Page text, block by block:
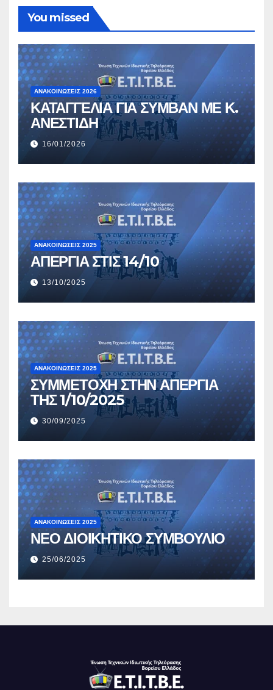
You missed
ΑΝΑΚΟΙΝΏΣΕΙΣ 2026
ΚΑΤΑΓΓΕΛΙΑ ΓΙΑ ΣΥΜΒΑΝ ΜΕ Κ.
ΑΝΕΣΤΙΔΗ
16/01/2026
ΑΝΑΚΟΙΝΏΣΕΙΣ 2025
ΑΠΕΡΓΙΑ ΣΤΙΣ 14/10
13/10/2025
ΑΝΑΚΟΙΝΏΣΕΙΣ 2025
ΣΥΜΜΕΤΟΧΗ ΣΤΗΝ ΑΠΕΡΓΙΑ
ΤΗΣ 1/10/2025
30/09/2025
ΑΝΑΚΟΙΝΏΣΕΙΣ 2025
ΝΕΟ ΔΙΟΙΚΗΤΙΚΟ ΣΥΜΒΟΥΛΙΟ
25/06/2025